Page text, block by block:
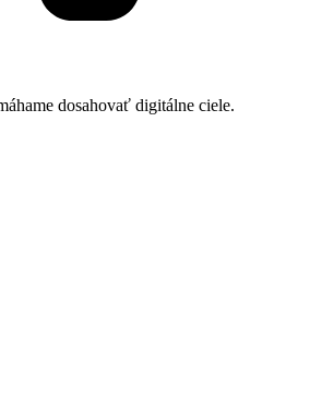
dosahovať digitálne ciele.